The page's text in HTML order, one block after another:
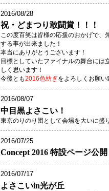
2016/08/28
祝・どまつり敢闘賞！！！
この度百笑は皆様の応援のおかげで、
する事が出来ました！
本当にありがとうございます！
目標としていたファイナルの舞台に
しく思います！
今後とも2016色紡ぎをよろしくお願い
2016/08/07
中目黒よさこい！
東京のりのり団として会場を大いに盛
2016/07/25
Concept 2016 特設ページ公開
2016/07/17
よさこいin光が丘